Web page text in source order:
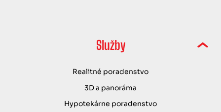
Služby
Realitné poradenstvo
3D a panoráma
Hypotekárne poradenstvo